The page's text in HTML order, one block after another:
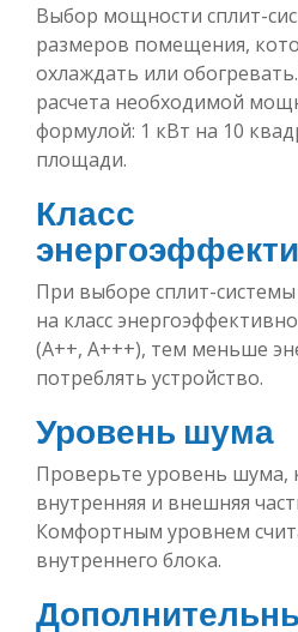
Выбор мощности сплит-
размеров помещения,
охлаждать или
расчета необходимой
формулой: 1 кВт на 10
площади.
Класс
При выборе сплит-
на класс
(A++, A+++), тем меньше
потреблять устройство.
Уровень шума
Проверьте уровень шума,
внутренняя и внешняя
Комфортным уровнем
внутреннего блока.